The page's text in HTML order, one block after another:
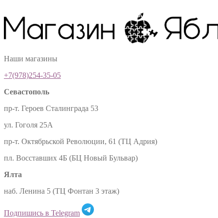
Наши магазины
+7(978)254-35-05
Севастополь
пр-т. Героев Сталинграда 53
ул. Гоголя 25А
пр-т. Октябрьской Революции, 61 (ТЦ Адрия)
пл. Восставших 4Б (БЦ Новый Бульвар)
Ялта
наб. Ленина 5 (ТЦ Фонтан 3 этаж)
Подпишись в Telegram